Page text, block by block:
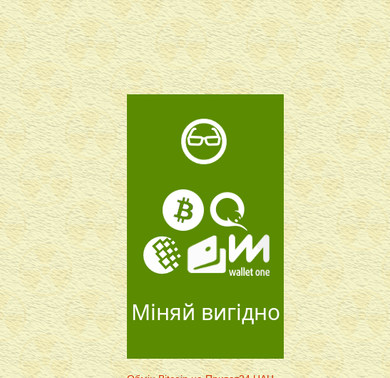
Міняй вигідно